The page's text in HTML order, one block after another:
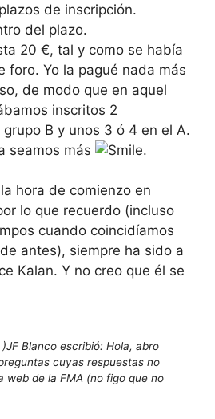
de inscripción.
del plazo.
20 €, tal y como se había
foro. Yo la pagué nada más
de modo que en aquel
inscritos 2
B y unos 3 ó 4 en el A.
seamos más
.
hora de comienzo en
lo que recuerdo (incluso
cuando coincidíamos
antes), siempre ha sido a
Kalan. Y no creo que él se
JF Blanco escribió: Hola, abro
cuyas respuestas no
web de la FMA (no figo que no